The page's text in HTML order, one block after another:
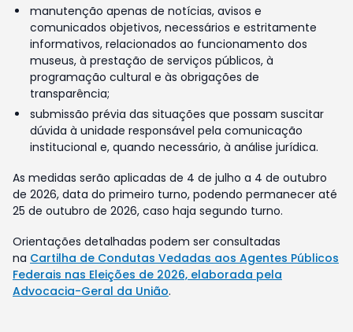
manutenção apenas de notícias, avisos e
comunicados objetivos, necessários e estritamente
informativos, relacionados ao funcionamento dos
museus, à prestação de serviços públicos, à
programação cultural e às obrigações de
transparência;
submissão prévia das situações que possam suscitar
dúvida à unidade responsável pela comunicação
institucional e, quando necessário, à análise jurídica.
As medidas serão aplicadas de 4 de julho a 4 de outubro
de 2026, data do primeiro turno, podendo permanecer até
25 de outubro de 2026, caso haja segundo turno.
Orientações detalhadas podem ser consultadas
na Cartilha de Condutas Vedadas aos Agentes Públicos
Federais nas Eleições de 2026, elaborada pela
Advocacia-Geral da União.